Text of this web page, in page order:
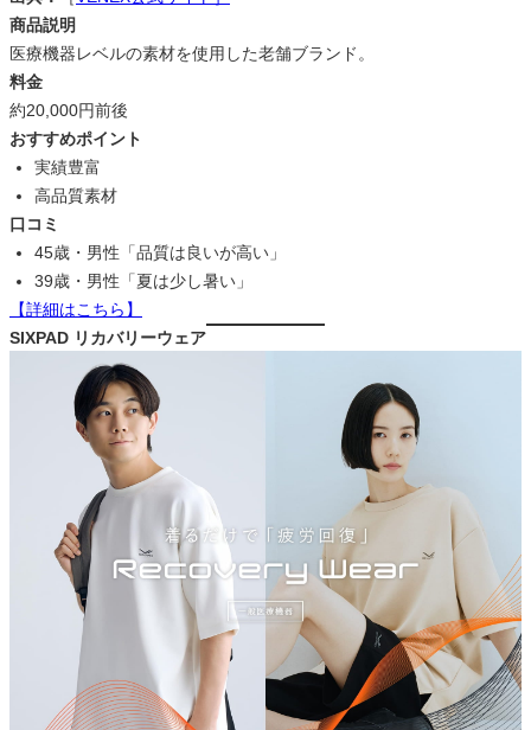
商品説明
医療機器レベルの素材を使用した老舗ブランド。
料金
約20,000円前後
おすすめポイント
実績豊富
高品質素材
口コミ
45歳・男性「品質は良いが高い」
39歳・男性「夏は少し暑い」
【詳細はこちら】
SIXPAD リカバリーウェア